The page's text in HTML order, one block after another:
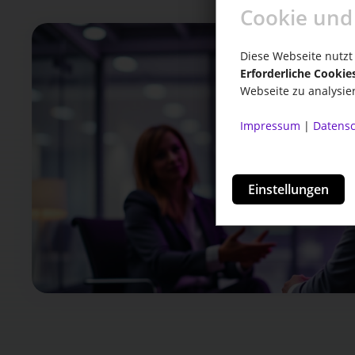
Cookie
Diese Webseite
Erforderliche
Webseite zu
Impressum |
Einstellungen